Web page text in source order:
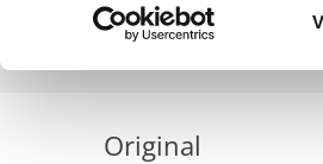
Original